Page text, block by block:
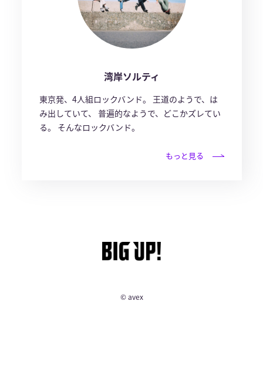
湾岸ソルティ
東京発、4人組ロックバンド。 王道のようで、は
み出していて、 普遍的なようで、どこかズレてい
る。 そんなロックバンド。
もっと見る
© avex